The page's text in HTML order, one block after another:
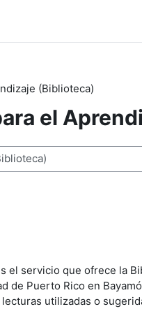
(Biblioteca)
el
courses
el servicio que ofrece la
de Puerto Rico en
utilizadas o